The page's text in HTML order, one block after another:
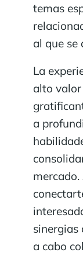
temas
al que se
La
alto
a
sinergias
a cabo